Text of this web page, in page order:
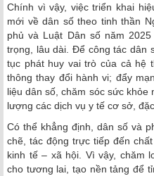
Chính vì vậy, việc triển khai
mới về dân số theo tinh thần
phủ và Luật Dân số năm
trọng, lâu dài. Để công tác dân
tục phát huy vai trò của cả hệ
thông thay đổi hành vi; đẩy
liệu dân số, chăm sóc sức
lượng các dịch vụ y tế cơ sở,
Có thể khẳng định, dân số và
chẽ, tác động trực tiếp đến
kinh tế – xã hội. Vì vậy, chăm
cho tương lai, tạo nền tảng để